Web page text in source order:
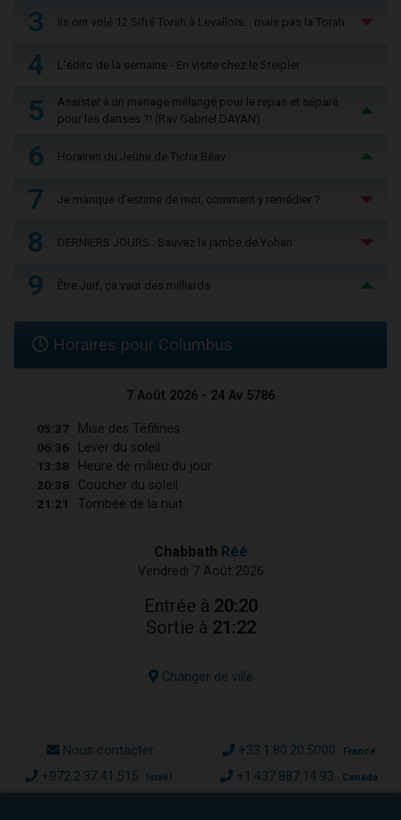
3 Ils ont volé 12 Sifré Torah à Levallois… mais pas la Torah
4 L'édito de la semaine - En visite chez le Steipler
5
Assister à un mariage mélangé pour le repas et séparé
pour les danses ?! (Rav Gabriel DAYAN)
6 Horaires du Jeûne de Ticha Béav
7 Je manque d'estime de moi, comment y remédier ?
8 DERNIERS JOURS : Sauvez la jambe de Yohan
9 Être Juif, ça vaut des milliards
Horaires pour Columbus
7 Août 2026 - 24 Av 5786
05:37 Mise des Téfilines
06:36 Lever du soleil
13:38 Heure de milieu du jour
20:38 Coucher du soleil
21:21 Tombée de la nuit
Chabbath Réé
Vendredi 7 Août 2026
Entrée à 20:20
Sortie à 21:22
Changer de ville
Nous contacter +33.1.80.20.5000 France
+972.2.37.41.515 Israël +1.437.887.14.93 Canada